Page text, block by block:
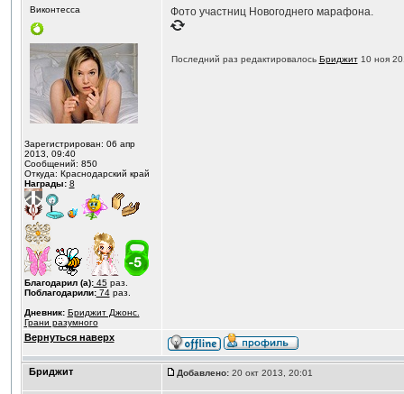
Виконтесса
Зарегистрирован: 06 апр
2013, 09:40
Сообщений: 850
Откуда: Краснодарский край
Награды: 8
Благодарил (а):45раз.
Поблагодарили:74раз.
Дневник: Бриджит Джонс.
Грани разумного
Фото участниц Новогоднего марафона.
Последний раз редактировалось Бриджит10 ноя
Вернуться наверх
Бриджит Добавлено:20 окт 2013, 20:01